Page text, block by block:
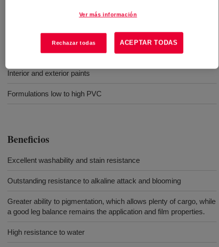
Interior and exterior paints
Formulations low to high PVC
Beneficios
Excellent washability and stain resistance
Outstanding resistance to alkaline attack and blooming
Greater ability to pigmentation, which allows plenty of cargo, while
a good leg balance remains the application and film properties.
High resistance to water
Ver más información
Rechazar todas ACEPTAR TODAS